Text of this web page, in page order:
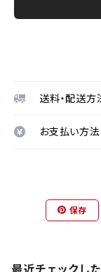
送料・配送方
お支払い方法
保存
最近チェックし